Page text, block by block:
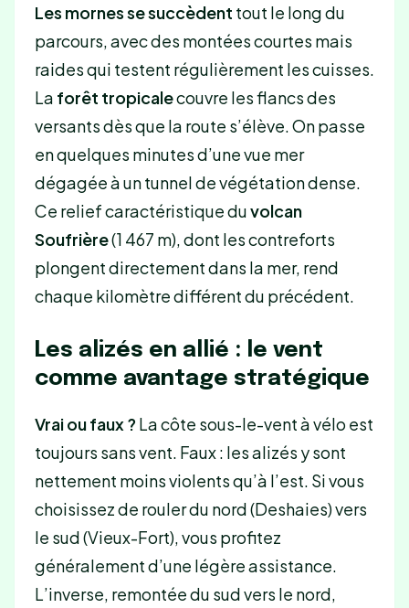
Les mornes se succèdent tout le long du
parcours, avec des montées courtes mais
raides qui testent régulièrement les cuisses.
La forêt tropicalecouvre les flancs des
versants dès que la route s’élève. On passe
en quelques minutes d’une vue mer
dégagée à un tunnel de végétation dense.
Ce relief caractéristique duvolcan
Soufrière(1 467 m), dont les contreforts
plongent directement dans la mer, rend
chaque kilomètre différent du précédent.
Les alizés en allié : le vent
comme avantage stratégique
Vrai ou faux ? La côte sous-le-vent à vélo est
toujours sans vent. Faux : les alizés y sont
nettement moins violents qu’à l’est. Si vous
choisissez de rouler du nord (Deshaies) vers
le sud (Vieux-Fort), vous profitez
généralement d’une légère assistance.
L’inverse, remontée du sud vers le nord,